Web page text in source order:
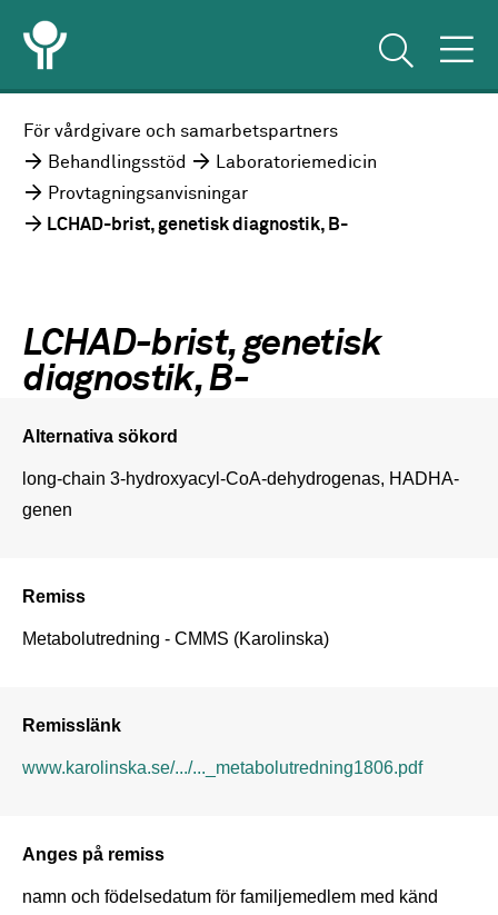
För vårdgivare och samarbetspartners
Behandlingsstöd
Laboratoriemedicin
Provtagningsanvisningar
LCHAD-brist, genetisk diagnostik, B-
LCHAD-brist, genetisk
diagnostik, B-
Alternativa sökord
long-chain 3-hydroxyacyl-CoA-dehydrogenas, HADHA-
genen
Remiss
Metabolutredning - CMMS (Karolinska)
Remisslänk
www.karolinska.se/.../..._metabolutredning1806.pdf
Anges på remiss
namn och födelsedatum för familjemedlem med känd